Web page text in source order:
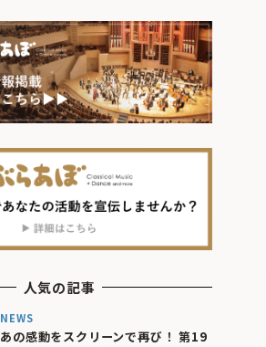
人気の記事
NEWS
あの感動をスクリーンで再び！ 第19